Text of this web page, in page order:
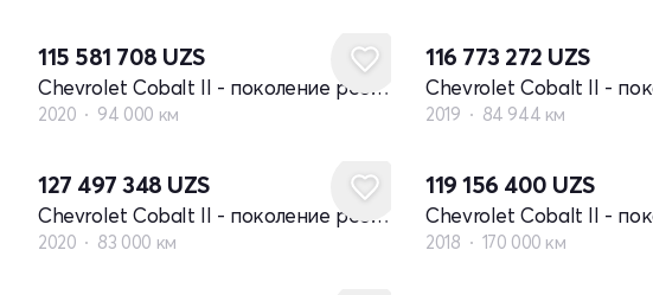
115 581 708 UZS
Chevrolet Cobalt II - поколение рестайлинг
2020 94 000 км
116 773 272 UZS
2019 84 944 км
127 497 348 UZS
Chevrolet Cobalt II - поколение рестайлинг
2020 83 000 км
119 156 400 UZS
2018 170 000 км